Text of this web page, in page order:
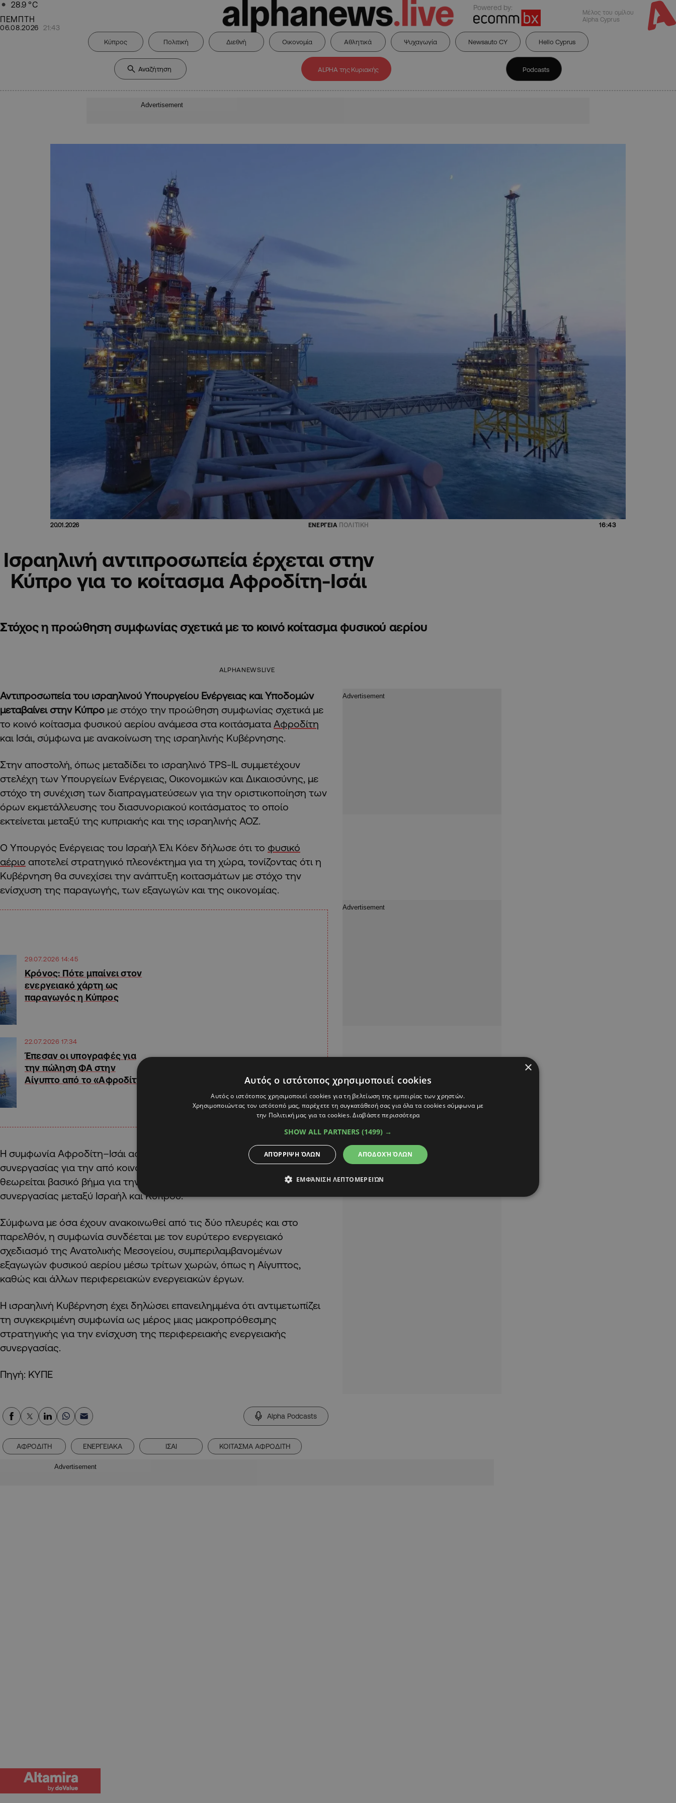
28.9 °C
ΠΕΜΠΤΗ
06.08.2026 21:43
Powered by:
Μέλος του ομίλου
Alpha Cyprus
Κύπρος Πολιτική Διεθνή Οικονομία Αθλητικά Ψυχαγωγία Newsauto CY Hello Cyprus
ALPHA της Κυριακής Podcasts
Advertisement
20.01.2026 ΕΝΕΡΓΕΙΑ ΠΟΛΙΤΙΚΗ 16:43
Ισραηλινή αντιπροσωπεία έρχεται στην
Κύπρο για το κοίτασμα Αφροδίτη-Ισάι
Στόχος η προώθηση συμφωνίας σχετικά με το κοινό κοίτασμα φυσικού αερίου
ALPHANEWSLIVE
Αντιπροσωπεία του ισραηλινού Yπουργείου Ενέργειας και Υποδομών
μεταβαίνει στην Κύπρο με στόχο την προώθηση συμφωνίας σχετικά με
το κοινό κοίτασμα φυσικού αερίου ανάμεσα στα κοιτάσματα Αφροδίτη
και Ισάι, σύμφωνα με ανακοίνωση της ισραηλινής Kυβέρνησης.
Στην αποστολή, όπως μεταδίδει το ισραηλινό TPS-IL συμμετέχουν
στελέχη των Yπουργείων Ενέργειας, Οικονομικών και Δικαιοσύνης, με
στόχο τη συνέχιση των διαπραγματεύσεων για την οριστικοποίηση των
όρων εκμετάλλευσης του διασυνοριακού κοιτάσματος το οποίο
εκτείνεται μεταξύ της κυπριακής και της ισραηλινής ΑΟΖ.
Ο Yπουργός Ενέργειας του Ισραήλ Έλι Κόεν δήλωσε ότι το φυσικό
αέριο αποτελεί στρατηγικό πλεονέκτημα για τη χώρα, τονίζοντας ότι η
Kυβέρνηση θα συνεχίσει την ανάπτυξη κοιτασμάτων με στόχο την
ενίσχυση της παραγωγής, των εξαγωγών και της οικονομίας.
29.07.2026 14:45
Κρόνος: Πότε μπαίνει στον
ενεργειακό χάρτη ως
παραγωγός η Κύπρος
22.07.2026 17:34
Έπεσαν οι υπογραφές για
την πώληση ΦΑ στην
Αίγυπτο από το «Αφροδίτη»
Η συμφωνία Αφροδίτη–Ισάι αφορά τον καθορισμό πλαισίου
συνεργασίας για την από κοινού αξιοποίηση του κοιτάσματος και
θεωρείται βασικό βήμα για την εμβάθυνση της ενεργειακής
συνεργασίας μεταξύ Ισραήλ και Κύπρου.
Σύμφωνα με όσα έχουν ανακοινωθεί από τις δύο πλευρές και στο
παρελθόν, η συμφωνία συνδέεται με τον ευρύτερο ενεργειακό
σχεδιασμό της Ανατολικής Μεσογείου, συμπεριλαμβανομένων
εξαγωγών φυσικού αερίου μέσω τρίτων χωρών, όπως η Αίγυπτος,
καθώς και άλλων περιφερειακών ενεργειακών έργων.
Η ισραηλινή Kυβέρνηση έχει δηλώσει επανειλημμένα ότι αντιμετωπίζει
τη συγκεκριμένη συμφωνία ως μέρος μιας μακροπρόθεσμης
στρατηγικής για την ενίσχυση της περιφερειακής ενεργειακής
συνεργασίας.
Πηγή: ΚΥΠΕ
Alpha Podcasts
ΑΦΡΟΔΙΤΗ ΕΝΕΡΓΕΙΑΚΑ ΙΣΑΙ ΚΟΙΤΑΣΜΑ ΑΦΡΟΔΙΤΗ
Advertisement
×
Αυτός ο ιστότοπος χρησιμοποιεί cookies
Αυτός ο ιστότοπος χρησιμοποιεί cookies για τη βελτίωση της εμπειρίας των χρηστών.
Χρησιμοποιώντας τον ιστότοπό μας, παρέχετε τη συγκατάθεσή σας για όλα τα cookies σύμφωνα με
την Πολιτική μας για τα cookies.Διαβάστε περισσότερα
SHOW ALL PARTNERS (1499) →
ΑΠΟΔΟΧΉ ΌΛΩΝ
ΑΠΌΡΡΙΨΗ ΌΛΩΝ
ΕΜΦΆΝΙΣΗ ΛΕΠΤΟΜΕΡΕΙΏΝ